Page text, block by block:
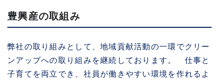
豊興産の取組み
弊社の取り組みとして、地域貢献活動の一環でクリー
ンアップへの取り組みを継続しております。 仕事と
子育てを両立でき、社員が働きやすい環境を作れるよ